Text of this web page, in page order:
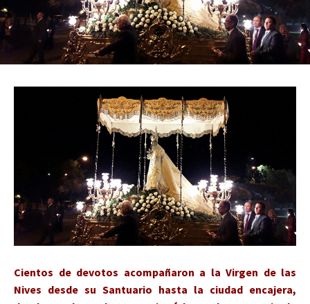
Cientos de devotos acompañaron a la Virgen de las
Nives desde su Santuario hasta la ciudad encajera,